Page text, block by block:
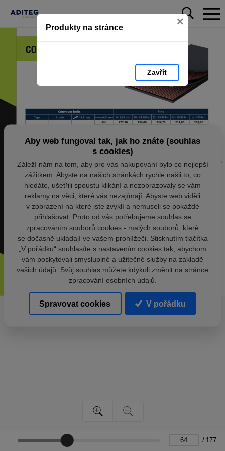
Produkty na stránce ×
Zavřít
/ 177
Aby web fungoval tak, jak ho znáte (souhlas
s cookies)
Záleží nám na tom, aby pro vás nakupování bylo co nejlepší
zážitkem. Abyste na našich stránkách rychle našli to, co
hledáte, ušetřili spoustu klikání a nezobrazovaly se vám
reklamy na věci, které vás nezajímají. Abyste web viděli
v zobrazení na které jste zvyklí a nemuseli se pokaždé
přihlašovat. Proto od vás potřebujeme souhlas se
zpracováním souborů cookies - malých souborů, které
se dočasně ukládají ve vašem prohlížeči. Stisknutím tlačítka
„V pořádku“ souhlasíte s nastavením cookies tak, abychom
vám poskytovali smysluplné a užitečné služby na základě
vašich údajů. Svůj souhlas můžete kdykoli změnit na stránce
zpracování osobních údajů.
Spravovat cookies V pořádku